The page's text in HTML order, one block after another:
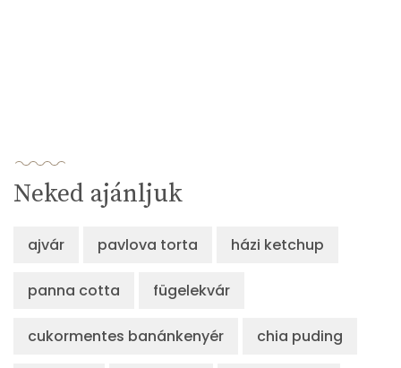
Neked ajánljuk
ajvár pavlova torta házi ketchup
panna cotta fügelekvár
cukormentes banánkenyér chia puding